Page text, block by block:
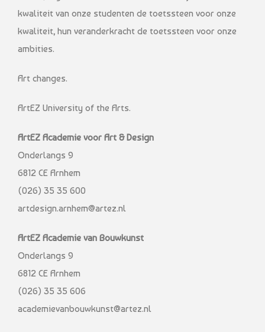
kwaliteit van onze studenten de toetssteen voor onze
kwaliteit, hun veranderkracht de toetssteen voor onze
ambities.
Art changes.
ArtEZ University of the Arts.
ArtEZ Academie voor Art & Design
Onderlangs 9
6812 CE Arnhem
(026) 35 35 600
artdesign.arnhem@artez.nl
ArtEZ Academie van Bouwkunst
Onderlangs 9
6812 CE Arnhem
(026) 35 35 606
academievanbouwkunst@artez.nl